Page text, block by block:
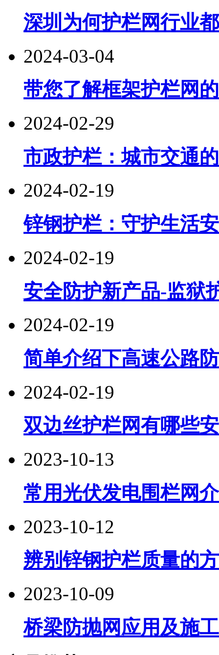
深圳为何护栏网行业
2024-03-04
带您了解框架护栏网
2024-02-29
市政护栏：城市交通
2024-02-19
锌钢护栏：守护生活
2024-02-19
安全防护新产品-监狱
2024-02-19
简单介绍下高速公路
2024-02-19
双边丝护栏网有哪些
2023-10-13
常用光伏发电围栏网
2023-10-12
辨别锌钢护栏质量的
2023-10-09
桥梁防抛网应用及施